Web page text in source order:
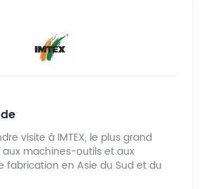
visite à IMTEX, le plus grand
machines-outils et aux
fabrication en Asie du Sud et du